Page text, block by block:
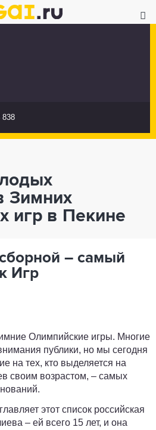
838
Зимних
игр в Пекине
– самый
Игр
Олимпийские игры. Многие
публики, но мы сегодня
на тех, кто выделяется на
своим возрастом, – самых
этот список российская
– ей всего 15 лет, и она